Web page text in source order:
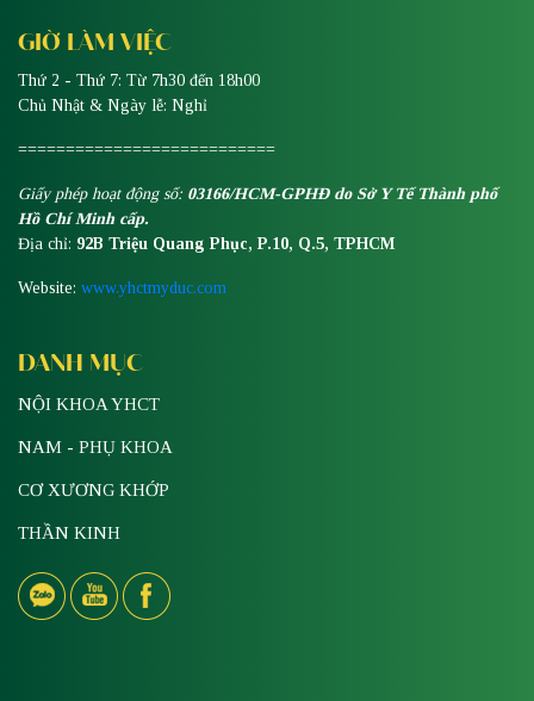
GIỜ LÀM VIỆC
Thứ 2 - Thứ 7: Từ 7h30 đến 18h00
Chủ Nhật & Ngày lễ: Nghỉ
===========================
Giấy phép hoạt động số: 03166/HCM-GPHĐ do Sở Y Tế Thành phố
Hồ Chí Minh cấp.
Địa chỉ: 92B Triệu Quang Phục, P.10, Q.5, TPHCM
Website: www.yhctmyduc.com
DANH MỤC
NỘI KHOA YHCT
NAM - PHỤ KHOA
CƠ XƯƠNG KHỚP
THẦN KINH